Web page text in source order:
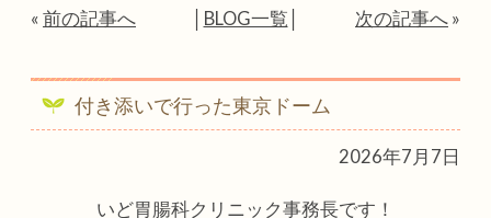
« 前の記事へ BLOG一覧 次の記事へ »
付き添いで行った東京ドーム
2026年7月7日
いど胃腸科クリニック事務長です！